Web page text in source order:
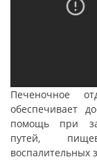
Печеночное
обеспечивает
помощь при
путей,
воспалительных